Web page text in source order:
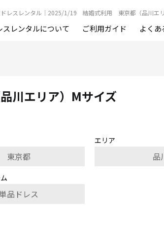
ドレスレンタル｜2025/1/19 結婚式利用 東京都（品川エ
スレンタルについて ご利用ガイド よく
エリア）Mサイズ
東京都
エリア
品
品ドレス